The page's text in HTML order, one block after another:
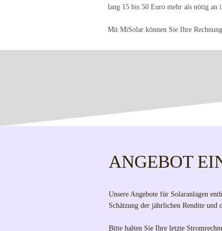
lang 15 bis 50 Euro mehr als nötig an
Mit MiSolar können Sie Ihre
ANGEBOT
Unsere Angebote für Solaranlagen
Schätzung der jährlichen Rendite und
Bitte halten Sie Ihre letzte